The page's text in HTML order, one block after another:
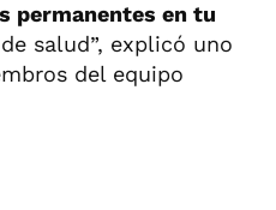
permanentes en tu
salud”, explicó uno
del equipo